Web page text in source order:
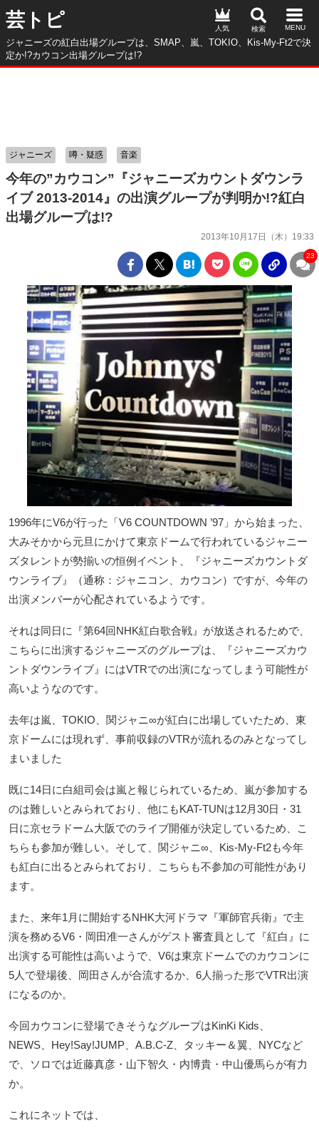
芸トピ
ジャニーズの紅白出場グループは、SMAP、嵐、TOKIO、Kis-My-Ft2で決
定か!?カウコン出場グループは!?
人気
今年の”カウコン”『ジャニーズカウントダウンラ
イブ 2013-2014』の出演グループが判明か!?紅白
出場グループは!?
2013年10月17日（木）19:33
ジャニーズ 噂・疑惑 音楽
23
1996年にV6が行った「V6 COUNTDOWN ’97」から始まった、
大みそかから元旦にかけて東京ドームで行われているジャニー
ズタレントが勢揃いの恒例イベント、『ジャニーズカウントダ
ウンライブ』（通称：ジャニコン、カウコン）ですが、今年の
出演メンバーが心配されているようです。
それは同日に『第64回NHK紅白歌合戦』が放送されるためで、
こちらに出演するジャニーズのグループは、『ジャニーズカウ
ントダウンライブ』にはVTRでの出演になってしまう可能性が
高いようなのです。
去年は嵐、TOKIO、関ジャニ∞が紅白に出場していたため、東
京ドームには現れず、事前収録のVTRが流れるのみとなってし
まいました
既に14日に白組司会は嵐と報じられているため、嵐が参加する
のは難しいとみられており、他にもKAT-TUNは12月30日・31
日に京セラドーム大阪でのライブ開催が決定しているため、こ
ちらも参加が難しい。そして、関ジャニ∞、Kis-My-Ft2も今年
も紅白に出るとみられており、こちらも不参加の可能性があり
ます。
また、来年1月に開始するNHK大河ドラマ『軍師官兵衛』で主
演を務めるV6・岡田准一さんがゲスト審査員として『紅白』に
出演する可能性は高いようで、V6は東京ドームでのカウコンに
5人で登場後、岡田さんが合流するか、6人揃った形でVTR出演
になるのか。
今回カウコンに登場できそうなグループはKinKi Kids、
NEWS、Hey!Say!JUMP、A.B.C-Z、タッキー＆翼、NYCなど
で、ソロでは近藤真彦・山下智久・内博貴・中山優馬らが有力
か。
これにネットでは、